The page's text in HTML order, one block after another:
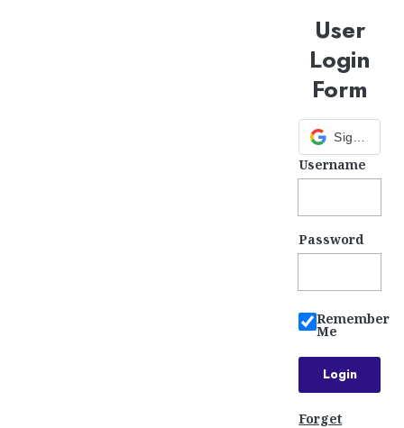
User
Login
Form
Username
Password
Remember
Me
Forget